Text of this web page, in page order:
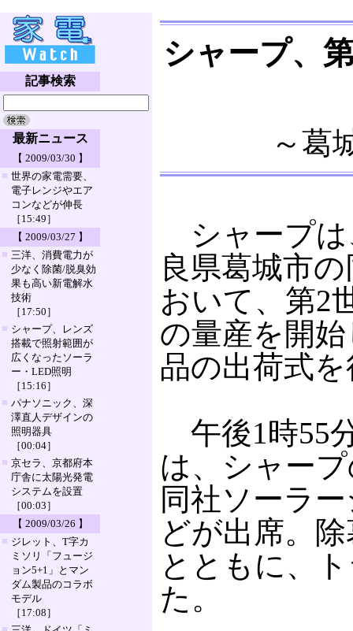
記事検索
最新ニュース
【 2009/03/30 】
■ 世界の家電需要、
電子レンジやエア
コンなどが伸長
［15:49］
【 2009/03/27 】
■ 三洋、消費電力が
少なく除菌/脱臭効
果も高い新電解水
技術
［17:50］
■ シャープ、レンズ
搭載で照射範囲が
広くなったソーラ
ー・LED照明
［15:16］
■ パナソニック、深
澤直人デザインの
照明器具
［00:04］
■ 京セラ、京都府本
庁舎に太陽光発電
システムを設置
［00:03］
【 2009/03/26 】
■ ジレット、T字カ
ミソリ「フュージ
ョン5+1」とマン
ダム製品のコラボ
モデル
［17:08］
シャープ、
～葛
シャープは
良県葛城市
おいて、第2
の量産を開
品の出荷式
午後1時55
は、シャー
同社ソーラ
どが出席。
とともに、
た。